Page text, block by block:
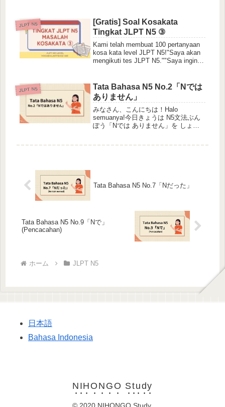
JLPT N5
[Gratis] Soal Kosakata
Tingkat JLPT N5 ③
Kami telah membuat 100 pertanyaan
kosa kata level JLPT N5!"Saya akan
mengikuti tes JLPT N5.""Saya ingin
JLPT N5
Tata Bahasa N5 No.2「Nでは
ありません」
みなさん、こんにちは！Halo
semuanya!今日きょうは N5文法ぶん
ぽう「Nでは ありません」を しょう
Tata Bahasa N5 No.7「Nだった」
Tata Bahasa N5 No.9「Nで」
(Pencacahan)
ホーム JLPT N5
日本語
Bahasa Indonesia
NIHONGO Study
© 2020 NIHONGO Study.